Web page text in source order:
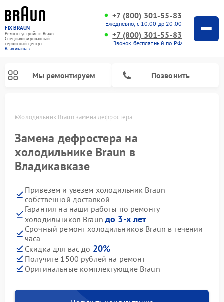
FIX-BRAUN
Ремонт устройств Braun
Специализированный
cервисный центр г.
Владикавказ
+7 (800) 301-55-83
Ежедневно, с 10:00 до 20:00
+7 (800) 301-55-83
Звонок бесплатный по РФ
Мы ремонтируем Позвонить
Холодильник Braun замена дефростера
Замена дефростера на
холодильнике Braun в
Владикавказе
Привезем и увезем холодильник Braun
собственной доставкой
Гарантия на наши работы по ремонту
холодильников Braunдо 3-х лет
Срочный ремонт холодильников Braun в течении
часа
Скидка для вас до 20%
Получите 1500 рублей на ремонт
Оригинальные комплектующие Braun